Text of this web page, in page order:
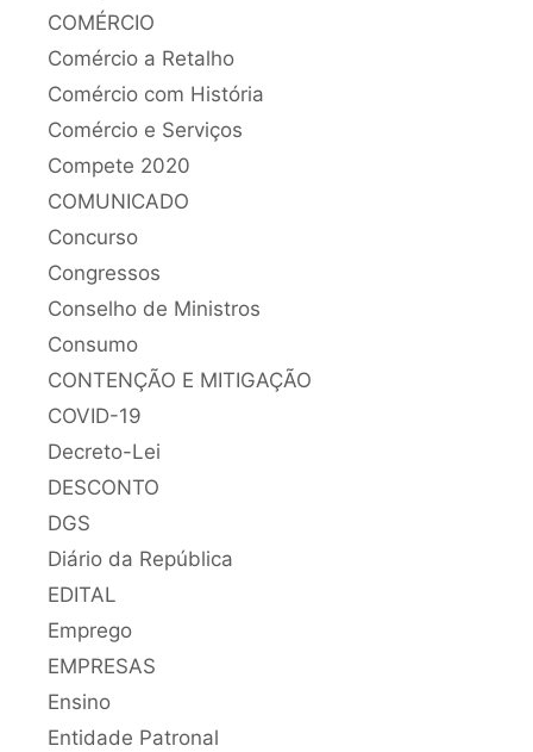
COMÉRCIO
Comércio a Retalho
Comércio com História
Comércio e Serviços
Compete 2020
COMUNICADO
Concurso
Congressos
Conselho de Ministros
Consumo
CONTENÇÃO E MITIGAÇÃO
COVID-19
Decreto-Lei
DESCONTO
DGS
Diário da República
EDITAL
Emprego
EMPRESAS
Ensino
Entidade Patronal